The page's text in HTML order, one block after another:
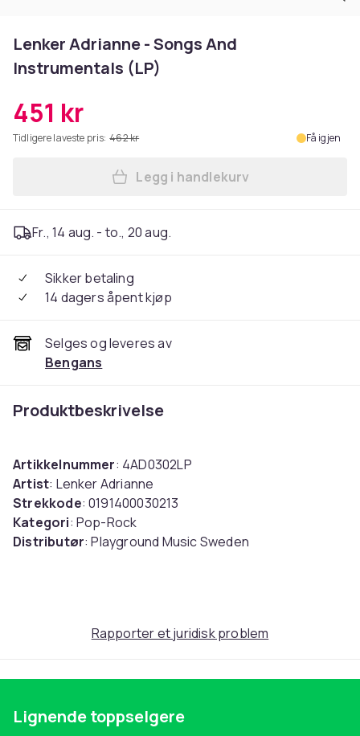
Lenker Adrianne - Songs And
Instrumentals (LP)
451 kr
Tidligere laveste pris: 462 kr Få igjen
Legg Lenker Adrianne -
Legg i handlekurv
Fr., 14 aug. - to., 20 aug.
Sikker betaling
14 dagers åpent kjøp
Selges og leveres av
Bengans
Produktbeskrivelse
Artikkelnummer: 4AD0302LP
Artist: Lenker Adrianne
Strekkode: 0191400030213
Kategori: Pop-Rock
Distributør: Playground Music Sweden
Rapporter et juridisk problem
Lignende toppselgere